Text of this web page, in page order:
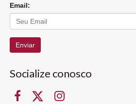
Email:
Enviar
Socialize conosco